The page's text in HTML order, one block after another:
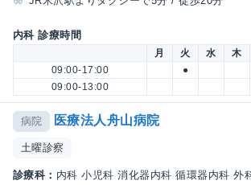
内科 診療時間
月 火 水 木
09:00-17:00
●
09:00-13:00
病院 医療法人舟山病院
土曜診察
診療科： 内科 小児科 消化器内科 循環器内科 外